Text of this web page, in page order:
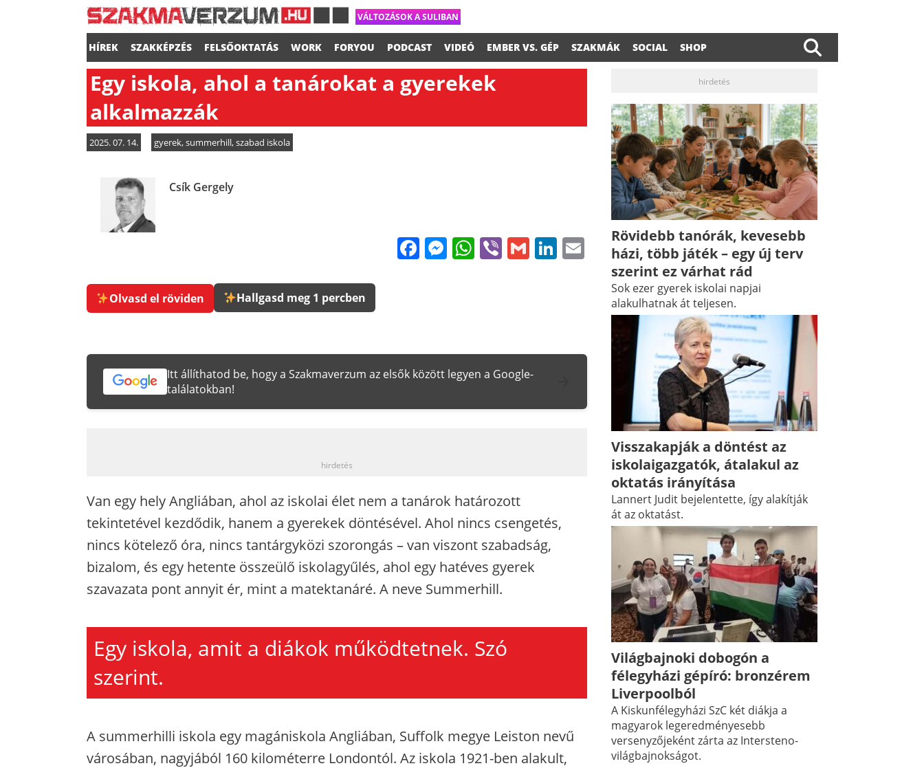
VÁLTOZÁSOK A SULIBAN
HÍREK SZAKKÉPZÉS FELSŐOKTATÁS WORK FORYOU PODCAST VIDEÓ EMBER VS. GÉP SZAKMÁK SOCIAL SHOP
Egy iskola, ahol a tanárokat a gyerekek
alkalmazzák
2025. 07. 14. gyerek,summerhill,szabad iskola
Csík Gergely
Facebook
Messenger
WhatsApp
ViberGmailLinkedIn
Email
Olvasd el röviden Hallgasd meg 1 percben
Itt állíthatod be, hogy a Szakmaverzum az elsők között legyen a Google-
találatokban!
hirdetés
Van egy hely Angliában, ahol az iskolai élet nem a tanárok határozott
tekintetével kezdődik, hanem a gyerekek döntésével. Ahol nincs csengetés,
nincs kötelező óra, nincs tantárgyközi szorongás – van viszont szabadság,
bizalom, és egy hetente összeülő iskolagyűlés, ahol egy hatéves gyerek
szavazata pont annyit ér, mint a matektanáré. A neve Summerhill.
Egy iskola, amit a diákok működtetnek. Szó
szerint.
A summerhilli iskola egy magániskola Angliában, Suffolk megye Leiston nevű
városában, nagyjából 160 kilométerre Londontól. Az iskola 1921-ben alakult,
hirdetés
Rövidebb tanórák, kevesebb
házi, több játék – egy új terv
szerint ez várhat rád
Sok ezer gyerek iskolai napjai
alakulhatnak át teljesen.
Visszakapják a döntést az
iskolaigazgatók, átalakul az
oktatás irányítása
Lannert Judit bejelentette, így alakítják
át az oktatást.
Világbajnoki dobogón a
félegyházi gépíró: bronzérem
Liverpoolból
A Kiskunfélegyházi SzC két diákja a
magyarok legeredményesebb
versenyzőjeként zárta az Intersteno-
világbajnokságot.